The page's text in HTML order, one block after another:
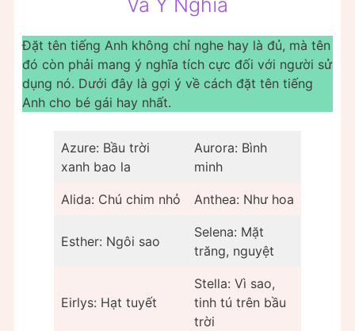
Đặt tên tiếng Anh không chỉ nghe hay là đủ, mà tên
đó còn phải mang ý nghĩa tích cực đối với người sử
dụng nó. Dưới đây là gợi ý về cách đặt tên tiếng
Anh cho bé gái hay nhất.
Azure: Bầu trời
xanh bao la
Aurora: Bình
minh
Alida: Chú chim nhỏ Anthea: Như hoa
Esther: Ngôi sao
Selena: Mặt
trăng, nguyệt
Eirlys: Hạt tuyết
Stella: Vì sao,
tinh tú trên bầu
trời